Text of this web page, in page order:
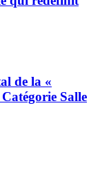
de la «
Salle